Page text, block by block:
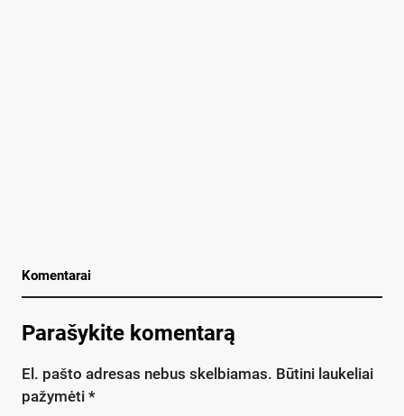
Komentarai
Parašykite komentarą
El. pašto adresas nebus skelbiamas. Būtini laukeliai
pažymėti *